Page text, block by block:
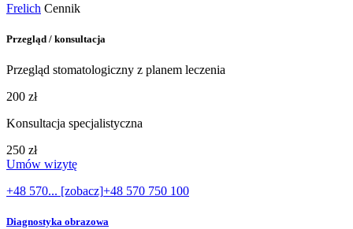
Frelich Cennik
Przegląd / konsultacja
Przegląd stomatologiczny z planem leczenia
200 zł
Konsultacja specjalistyczna
250 zł
Umów wizytę
+48 570... [zobacz]+48 570 750 100
Diagnostyka obrazowa